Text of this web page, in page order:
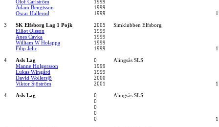
Olof Carlström
1999
Adam Bengtsson
1999
Oscar Halleröd
1999
3
SK Elfsborg Lag 1 Pojk 2005
Simklubben Elfsborg
Elliot Olsson
1999
Anes Cavka
1999
William W Holappa
1999
Filip Jelic
1999
4
Asls Lag 0
Alingsås SLS
Manne Holgersson
1999
Lukas Wingård
1999
David Wollersjö
2000
Viktor Sjöström
2001
4
Asls Lag 0
Alingsås SLS
0
0
0
0